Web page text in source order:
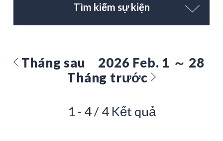
Tìm kiếm sự kiện
Tháng sau
2026 Feb. 1 ～ 28
Tháng trước
1 - 4 / 4 Kết quả